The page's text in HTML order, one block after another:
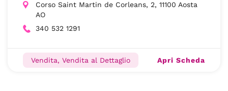
Corso Saint Martin de Corleans, 2, 11100 Aosta
AO
340 532 1291
Vendita, Vendita al Dettaglio Apri Scheda